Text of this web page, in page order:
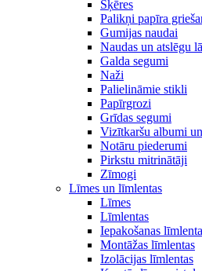
Šķēres
Palikņi papīra
Gumijas naudai
Naudas un atslēgu
Galda segumi
Naži
Palielināmie stikli
Papīrgrozi
Grīdas segumi
Vizītkaršu albumi
Notāru piederumi
Pirkstu mitrinātāji
Zīmogi
Līmes un līmlentas
Līmes
Līmlentas
Iepakošanas
Montāžas līmlentas
Izolācijas līmlentas